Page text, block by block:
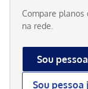
Compare planos
na rede.
Sou
Sou pessoa